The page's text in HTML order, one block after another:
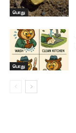
பொது
பொது